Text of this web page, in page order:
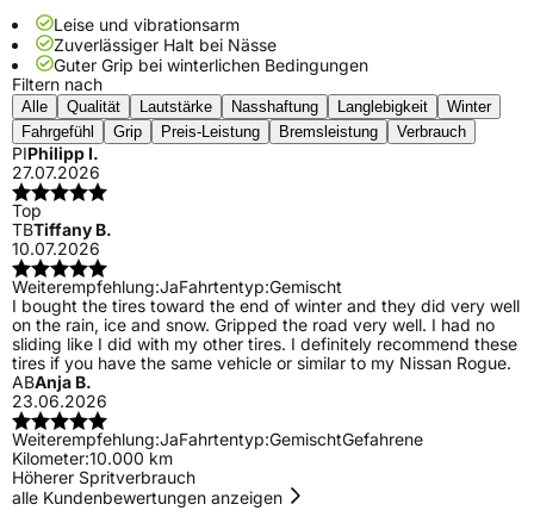
Leise und vibrationsarm
Zuverlässiger Halt bei Nässe
Guter Grip bei winterlichen Bedingungen
Filtern nach
Alle Qualität Lautstärke Nasshaftung Langlebigkeit
Winter
Fahrgefühl
Grip Preis-Leistung Bremsleistung Verbrauch
PIPhilipp I.
27.07.2026
Top
TBTiffany B.
10.07.2026
Weiterempfehlung:JaFahrtentyp:Gemischt
I bought the tires toward the end of winter and they did very well
on the rain, ice and snow. Gripped the road very well. I had no
sliding like I did with my other tires. I definitely recommend these
tires if you have the same vehicle or similar to my Nissan Rogue.
ABAnja B.
23.06.2026
Weiterempfehlung:JaFahrtentyp:GemischtGefahrene
Kilometer:10.000 km
Höherer Spritverbrauch
alle Kundenbewertungen anzeigen